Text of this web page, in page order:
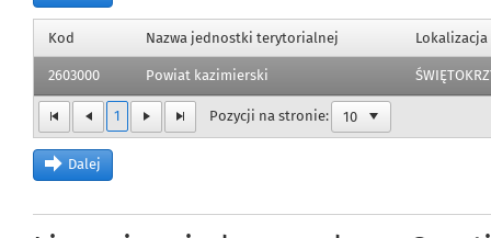
Kod Nazwa jednostki terytorialnej Lokalizacja
1 Pozycji na stronie:
2603000 Powiat kazimierski
Dalej